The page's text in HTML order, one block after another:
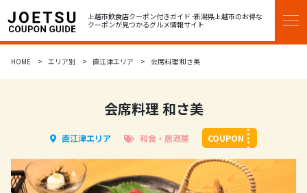
HOME
高田エリア
直江津エリア
上越市飲食店クーポン付きガイド -新潟県上越市のお得な
クーポンが見つかるグルメ情報サイト
HOME エリア別 直江津エリア 会席料理 和さ美
会席料理 和さ美
直江津エリア 和食・居酒屋 COUPON